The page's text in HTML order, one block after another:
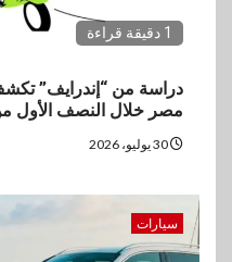
1 دقيقة قراءة
دراسة من “إندرايف”
مصر خلال النصف الأول من
سيارات